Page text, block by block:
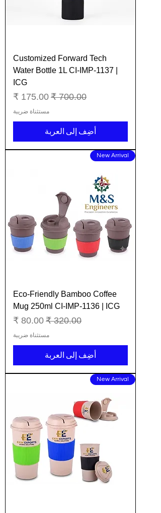
Customized Forward Tech
Water Bottle 1L CI-IMP-1137 |
ICG
سعر عاديسعر البيع
مستثناة ضريبة
أضِف إلى العربة
New Arrival
Eco-Friendly Bamboo Coffee
Mug 250ml CI-IMP-1136 | ICG
سعر عاديسعر البيع
مستثناة ضريبة
أضِف إلى العربة
New Arrival